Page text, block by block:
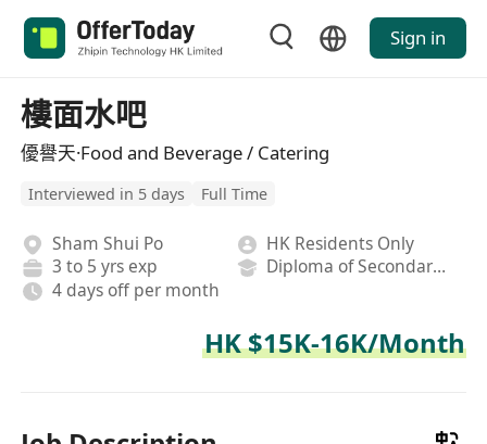
Sign in
樓面水吧
優譽天·Food and Beverage / Catering
Interviewed in 5 days Full Time
Sham Shui Po
HK Residents Only
3 to 5 yrs exp
Diploma of Secondary School
4 days off per month
HK $15K-16K/Month